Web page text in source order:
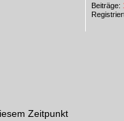
Beiträge:
Zeitpunkt